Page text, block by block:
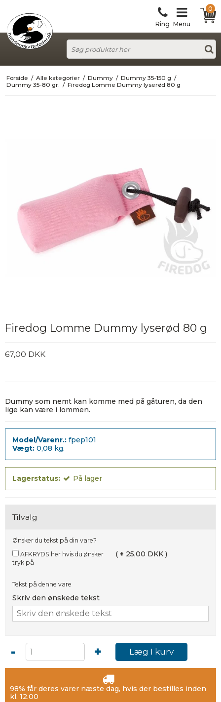
Ring Menu
0
Forside / Alle kategorier / Dummy / Dummy 35-150 g /
Dummy 35-80 gr. / Firedog Lomme Dummy lyserød 80 g
Firedog Lomme Dummy lyserød 80 g
67,00 DKK
Dummy som nemt kan komme med på gåturen, da den
lige kan være i lommen.
Model/Varenr.: fpep101
Vægt: 0,08 kg.
Lagerstatus: På lager
Tilvalg
Ønsker du tekst på din vare?
tryk på
( + 25,00 DKK )
Tekst på denne vare
Skriv den ønskede tekst
- + Læg I kurv
98% får deres varer næste dag, hvis der bestilles inden
kl. 12.00